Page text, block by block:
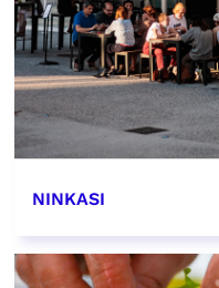
NINKASI
EN SAVOIR PLUS